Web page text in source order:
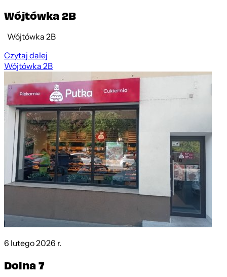
Wójtówka 2B
Wójtówka 2B
Czytaj dalej
Wójtówka 2B
6 lutego 2026 r.
Dolna 7